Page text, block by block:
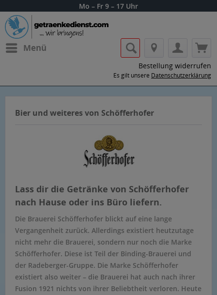
Mo – Fr 9 – 17 Uhr
Menü
Bestellung widerrufen
Es gilt unsere Datenschutzerklärung
Bier und weiteres von Schöfferhofer
Lass dir die Getränke von Schöfferhofer
nach Hause oder ins Büro liefern.
Die Brauerei Schöfferhofer blickt auf eine lange
Vergangenheit zurück. Allerdings existiert heutzutage
nicht mehr die Brauerei, sondern nur noch die Marke
Schöfferhofer. Diese ist Teil der Binding-Brauerei und
der Radeberger-Gruppe. Die Marke Schöfferhofer
existiert also weiter – die Brauerei hat auch nach ihrer
Fusion 1921 nichts von ihrer Beliebtheit verloren. Heute